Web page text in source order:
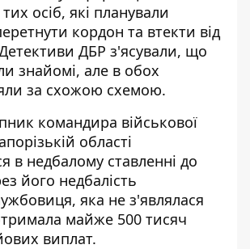
осіб, які планували
кордон та втекти від
Детективи ДБР з'ясували, що
знайомі, але в обох
за схожою схемою.
командира військової
області
в недбалому ставленні до
його недбалість
яка не з'являлася
майже 500 тисяч
виплат.